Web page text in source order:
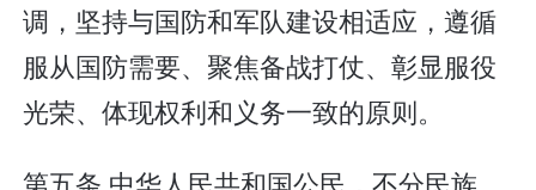
调，坚持与国防和军队建设相适应，遵循
服从国防需要、聚焦备战打仗、彰显服役
光荣、体现权利和义务一致的原则。
第五条 中华人民共和国公民，不分民族、